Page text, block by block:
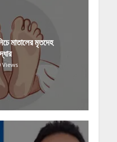
মাতালের মৃতদেহ
Views